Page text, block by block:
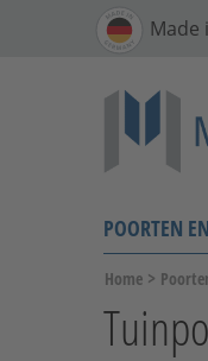
Made
POORTEN
Home >